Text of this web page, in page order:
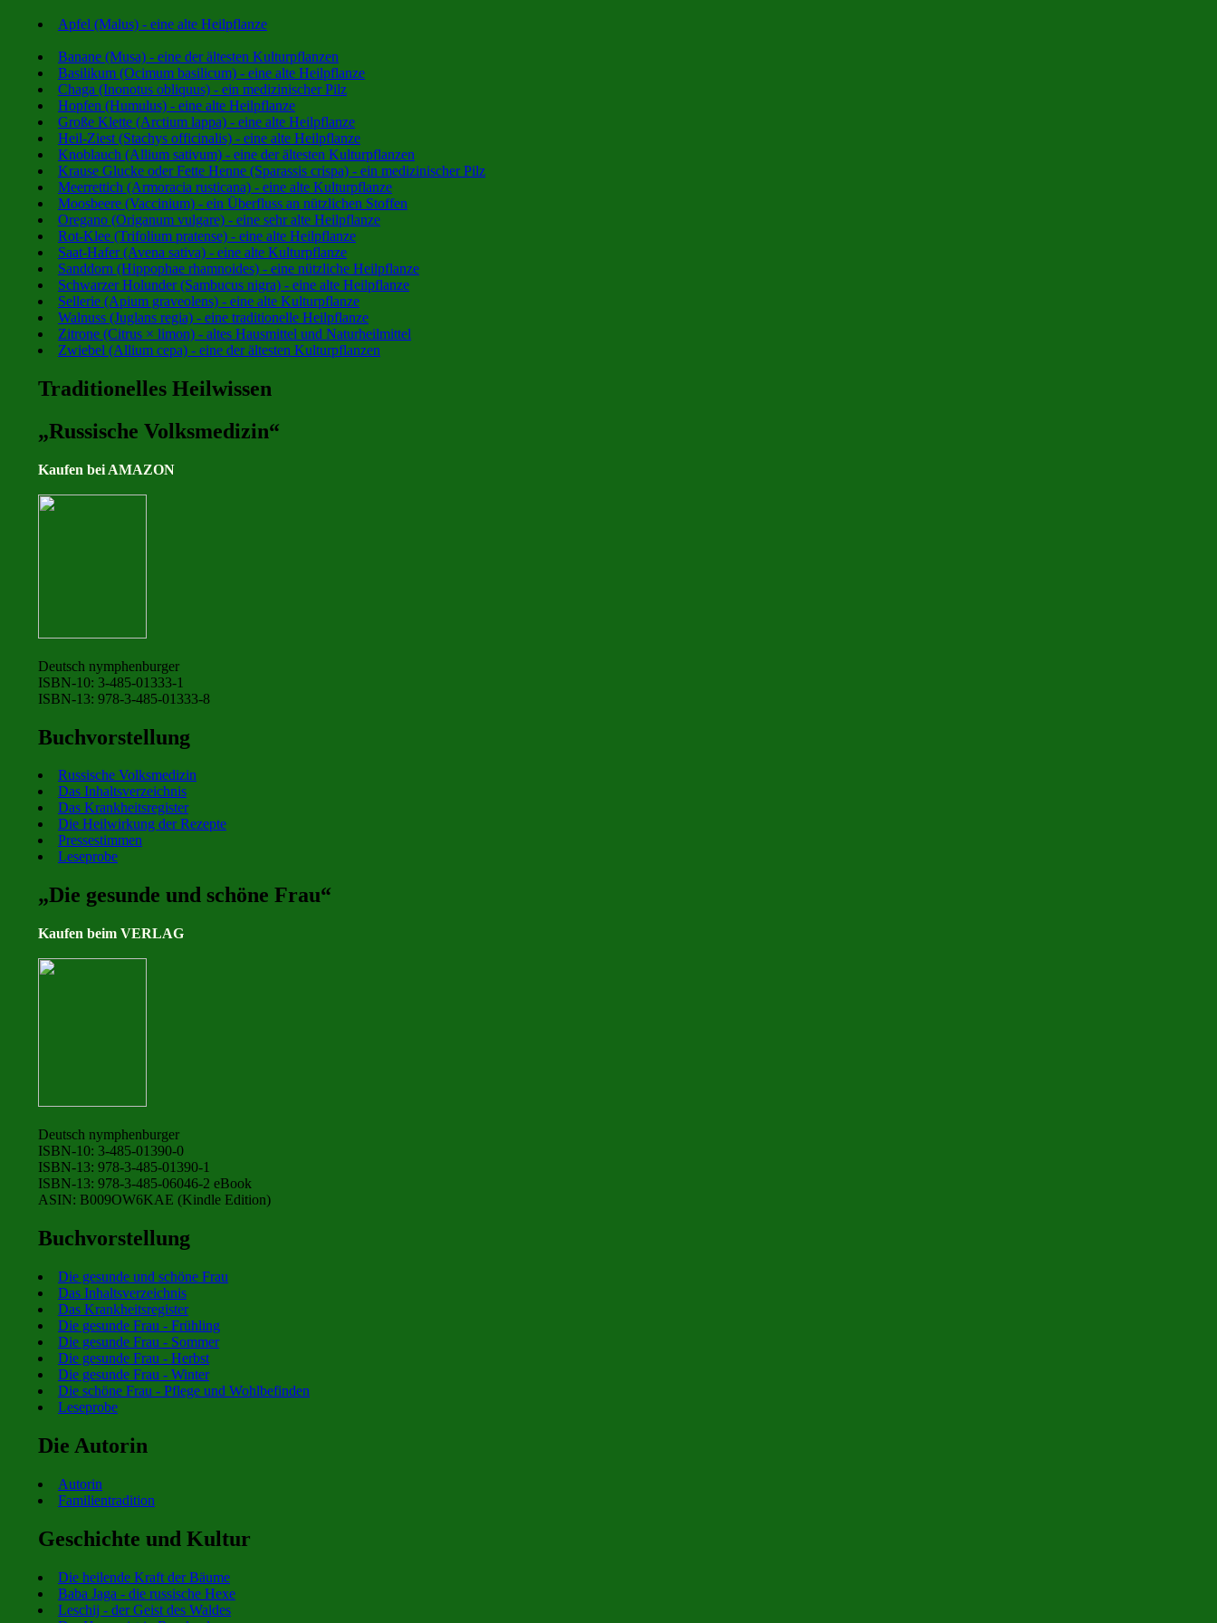
Apfel (Malus) - eine alte Heilpflanze
Banane (Musa) - eine der ältesten Kulturpflanzen
Basilikum (Ocimum basilicum) - eine alte Heilpflanze
Chaga (Inonotus obliquus) - ein medizinischer Pilz
Hopfen (Humulus) - eine alte Heilpflanze
Große Klette (Arctium lappa) - eine alte Heilpflanze
Heil-Ziest (Stachys officinalis) - eine alte Heilpflanze
Knoblauch (Allium sativum) - eine der ältesten Kulturpflanzen
Krause Glucke oder Fette Henne (Sparassis crispa) - ein medizinischer Pilz
Meerrettich (Armoracia rusticana) - eine alte Kulturpflanze
Moosbeere (Vaccinium) - ein Überfluss an nützlichen Stoffen
Oregano (Origanum vulgare) - eine sehr alte Heilpflanze
Rot-Klee (Trifolium pratense) - eine alte Heilpflanze
Saat-Hafer (Avena sativa) - eine alte Kulturpflanze
Sanddorn (Hippophae rhamnoides) - eine nützliche Heilpflanze
Schwarzer Holunder (Sambucus nigra) - eine alte Heilpflanze
Sellerie (Apium graveolens) - eine alte Kulturpflanze
Walnuss (Juglans regia) - eine traditionelle Heilpflanze
Zitrone (Citrus × limon) - altes Hausmittel und Naturheilmittel
Zwiebel (Allium cepa) - eine der ältesten Kulturpflanzen
Traditionelles Heilwissen
„Russische Volksmedizin“
Kaufen bei AMAZON
Deutsch nymphenburger
ISBN-10: 3-485-01333-1
ISBN-13: 978-3-485-01333-8
Buchvorstellung
Russische Volksmedizin
Das Inhaltsverzeichnis
Das Krankheitsregister
Die Heilwirkung der Rezepte
Pressestimmen
Leseprobe
„Die gesunde und schöne Frau“
Kaufen beim VERLAG
Deutsch nymphenburger
ISBN-10: 3-485-01390-0
ISBN-13: 978-3-485-01390-1
ISBN-13: 978-3-485-06046-2 eBook
ASIN: B009OW6KAE (Kindle Edition)
Buchvorstellung
Die gesunde und schöne Frau
Das Inhaltsverzeichnis
Das Krankheitsregister
Die gesunde Frau - Frühling
Die gesunde Frau - Sommer
Die gesunde Frau - Herbst
Die gesunde Frau - Winter
Die schöne Frau - Pflege und Wohlbefinden
Leseprobe
Die Autorin
Autorin
Familientradition
Geschichte und Kultur
Die heilende Kraft der Bäume
Baba Jaga - die russische Hexe
Leschij - der Geist des Waldes